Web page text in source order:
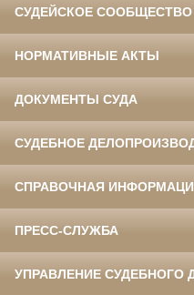
СУДЕЙСКОЕ СООБЩЕСТВО
НОРМАТИВНЫЕ АКТЫ
ДОКУМЕНТЫ СУДА
СУДЕБНОЕ
СПРАВОЧНАЯ
ПРЕСС-СЛУЖБА
УПРАВЛЕНИЕ СУДЕБНОГО